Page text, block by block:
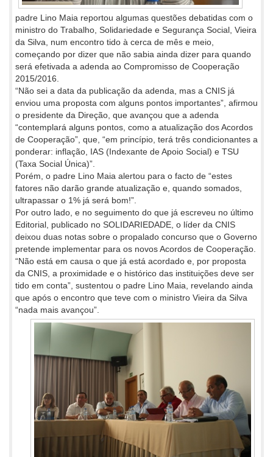
padre Lino Maia reportou algumas questões debatidas com o
ministro do Trabalho, Solidariedade e Segurança Social, Vieira
da Silva, num encontro tido à cerca de mês e meio,
começando por dizer que não sabia ainda dizer para quando
será efetivada a adenda ao Compromisso de Cooperação
2015/2016.
“Não sei a data da publicação da adenda, mas a CNIS já
enviou uma proposta com alguns pontos importantes”, afirmou
o presidente da Direção, que avançou que a adenda
“contemplará alguns pontos, como a atualização dos Acordos
de Cooperação”, que, “em princípio, terá três condicionantes a
ponderar: inflação, IAS (Indexante de Apoio Social) e TSU
(Taxa Social Única)”.
Porém, o padre Lino Maia alertou para o facto de “estes
fatores não darão grande atualização e, quando somados,
ultrapassar o 1% já será bom!”.
Por outro lado, e no seguimento do que já escreveu no último
Editorial, publicado no SOLIDARIEDADE, o líder da CNIS
deixou duas notas sobre o propalado concurso que o Governo
pretende implementar para os novos Acordos de Cooperação.
“Não está em causa o que já está acordado e, por proposta
da CNIS, a proximidade e o histórico das instituições deve ser
tido em conta”, sustentou o padre Lino Maia, revelando ainda
que após o encontro que teve com o ministro Vieira da Silva
“nada mais avançou”.